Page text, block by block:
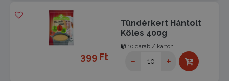
Tündérkert Hántolt
Köles 400g
10 darab / karton
399 Ft